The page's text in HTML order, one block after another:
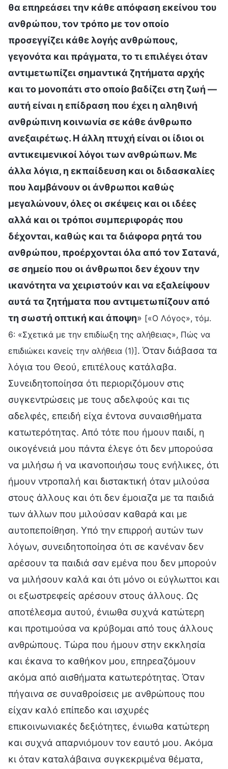
θα επηρεάσει την κάθε απόφαση εκείνου του
ανθρώπου, τον τρόπο με τον οποίο
προσεγγίζει κάθε λογής ανθρώπους,
γεγονότα και πράγματα, το τι επιλέγει όταν
αντιμετωπίζει σημαντικά ζητήματα αρχής
και το μονοπάτι στο οποίο βαδίζει στη ζωή —
αυτή είναι η επίδραση που έχει η αληθινή
ανθρώπινη κοινωνία σε κάθε άνθρωπο
ανεξαιρέτως. Η άλλη πτυχή είναι οι ίδιοι οι
αντικειμενικοί λόγοι των ανθρώπων. Με
άλλα λόγια, η εκπαίδευση και οι διδασκαλίες
που λαμβάνουν οι άνθρωποι καθώς
μεγαλώνουν, όλες οι σκέψεις και οι ιδέες
αλλά και οι τρόποι συμπεριφοράς που
δέχονται, καθώς και τα διάφορα ρητά του
ανθρώπου, προέρχονται όλα από τον Σατανά,
σε σημείο που οι άνθρωποι δεν έχουν την
ικανότητα να χειριστούν και να εξαλείψουν
αυτά τα ζητήματα που αντιμετωπίζουν από
τη σωστή οπτική και άποψη» [«Ο Λόγος», τόμ.
6: «Σχετικά με την επιδίωξη της αλήθειας», Πώς να
επιδιώκει κανείς την αλήθεια (1)]. Όταν διάβασα τα
λόγια του Θεού, επιτέλους κατάλαβα.
Συνειδητοποίησα ότι περιοριζόμουν στις
συγκεντρώσεις με τους αδελφούς και τις
αδελφές, επειδή είχα έντονα συναισθήματα
κατωτερότητας. Από τότε που ήμουν παιδί, η
οικογένειά μου πάντα έλεγε ότι δεν μπορούσα
να μιλήσω ή να ικανοποιήσω τους ενήλικες, ότι
ήμουν ντροπαλή και διστακτική όταν μιλούσα
στους άλλους και ότι δεν έμοιαζα με τα παιδιά
των άλλων που μιλούσαν καθαρά και με
αυτοπεποίθηση. Υπό την επιρροή αυτών των
λόγων, συνειδητοποίησα ότι σε κανέναν δεν
αρέσουν τα παιδιά σαν εμένα που δεν μπορούν
να μιλήσουν καλά και ότι μόνο οι εύγλωττοι και
οι εξωστρεφείς αρέσουν στους άλλους. Ως
αποτέλεσμα αυτού, ένιωθα συχνά κατώτερη
και προτιμούσα να κρύβομαι από τους άλλους
ανθρώπους. Τώρα που ήμουν στην εκκλησία
και έκανα το καθήκον μου, επηρεαζόμουν
ακόμα από αισθήματα κατωτερότητας. Όταν
πήγαινα σε συναθροίσεις με ανθρώπους που
είχαν καλό επίπεδο και ισχυρές
επικοινωνιακές δεξιότητες, ένιωθα κατώτερη
και συχνά απαρνιόμουν τον εαυτό μου. Ακόμα
κι όταν καταλάβαινα συγκεκριμένα θέματα,